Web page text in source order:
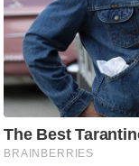
न
स्थ
ल
फि
ट
ने
स